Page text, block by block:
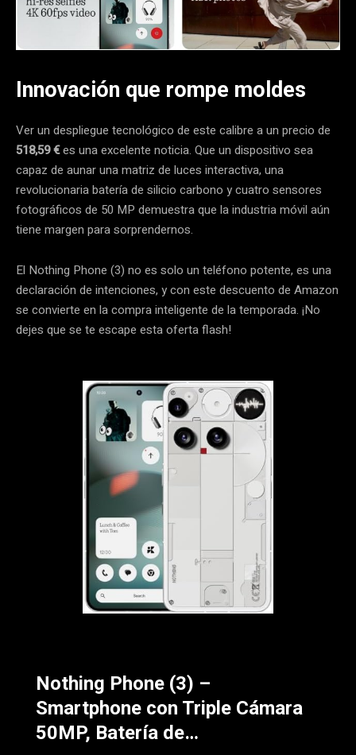
Innovación que rompe moldes
Ver un despliegue tecnológico de este calibre a un precio de
518,59 €es una excelente noticia. Que un dispositivo sea
capaz de aunar una matriz de luces interactiva, una
revolucionaria batería de silicio carbono y cuatro sensores
fotográficos de 50 MP demuestra que la industria móvil aún
tiene margen para sorprendernos.
El Nothing Phone (3) no es solo un teléfono potente, es una
declaración de intenciones, y con este descuento de Amazon
se convierte en la compra inteligente de la temporada. ¡No
dejes que se te escape esta oferta flash!
Nothing Phone (3) –
Smartphone con Triple Cámara
50MP, Batería de…